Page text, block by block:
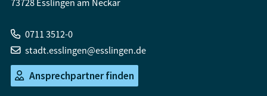
0711 3512-0
stadt.esslingen@esslingen.de
Ansprechpartner finden